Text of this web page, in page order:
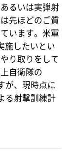
るいは実弾射
先ほどのご質
います。米軍
施したいとい
り取りをして
自衛隊の
が、現時点に
る射撃訓練計